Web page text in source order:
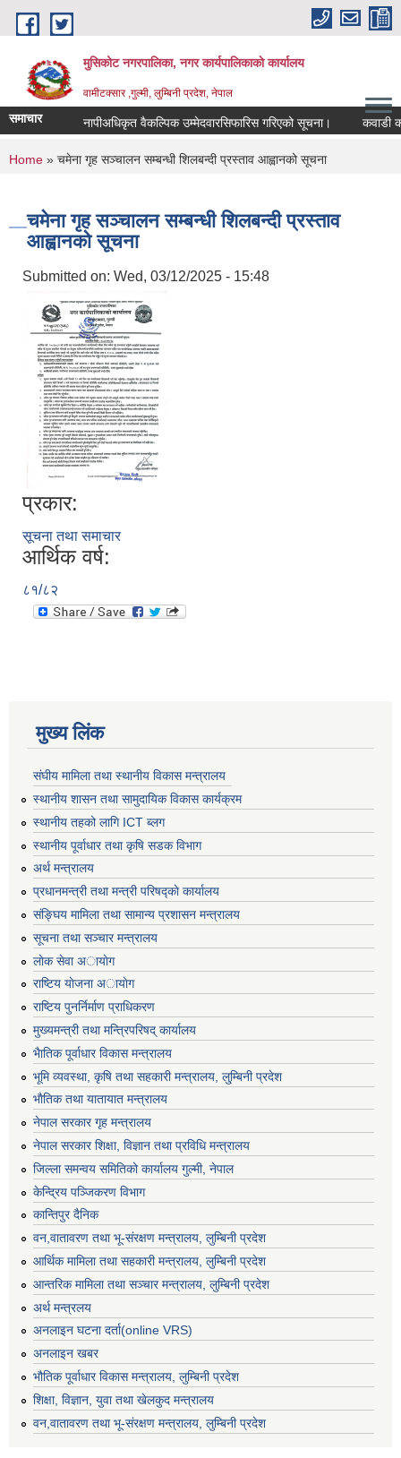
Skip to main content
मुसिकोट नगरपालिका, नगर कार्यपालिकाकाे कार्यालय
वामीटक्सार ,गुल्मी, लुम्बिनी प्रदेश, नेपाल
समाचार नापीअधिकृत वैकल्पिक उम्मेदवारसिफारिस गरिएको सूचना। कवाडी
You are here
Home » चमेना गृह सञ्चालन सम्बन्धी शिलबन्दी प्रस्ताव आह्वानको सूचना
चमेना गृह सञ्चालन सम्बन्धी शिलबन्दी प्रस्ताव
आह्वानको सूचना
Submitted on: Wed, 03/12/2025 - 15:48
प्रकार:
सूचना तथा समाचार
आर्थिक वर्ष:
८१/८२
मुख्य लिंक
संघीय मामिला तथा स्थानीय विकास मन्त्रालय
स्थानीय शासन तथा सामुदायिक विकास कार्यक्रम
स्थानीय तहको लागि ICT ब्लग
स्थानीय पूर्वाधार तथा कृषि सडक विभाग
अर्थ मन्त्रालय
प्रधानमन्त्री तथा मन्त्री परिषद्काे कार्यालय
संङ्घिय मामिला तथा सामान्य प्रशासन मन्त्रालय
सूचना तथा सञ्चार मन्त्रालय
लाेक सेवा अायाेग
राष्टिय याेजना अायाेग
राष्टिय पुनर्निर्माण प्राधिकरण
मुख्यमन्त्री तथा मन्त्रिपरिषद् कार्यालय
भैातिक पूर्वाधार विकास मन्त्रालय
भूमि व्यवस्था, कृषि तथा सहकारी मन्त्रालय, लु्म्बिनी प्रदेश
भाैतिक तथा यातायात मन्त्रालय
नेपाल सरकार गृह मन्त्रालय
नेपाल सरकार शिक्षा, विज्ञान तथा प्रविधि मन्त्रालय
जिल्ला समन्वय समितिको कार्यालय गुल्मी, नेपाल
केन्द्रिय पञ्जिकरण विभाग
कान्तिपुर दैनिक
वन,वातावरण तथा भू-संरक्षण मन्त्रालय, लुम्बिनी प्रदेश
आर्थिक मामिला तथा सहकारी मन्त्रालय, लुम्बिनी प्रदेश
आन्तरिक मामिला तथा सञ्चार मन्त्रालय, लुम्बिनी प्रदेश
अर्थ मन्त्रलय
अनलाइन घटना दर्ता(online VRS)
अनलाइन खबर
भौतिक पूर्वाधार विकास मन्त्रालय, लुम्बिनी प्रदेश
शिक्षा, विज्ञान, युवा तथा खेलकुद मन्‍‍त्रालय
वन,वातावरण तथा भू-संरक्षण मन्त्रालय, लुम्बिनी प्रदेश